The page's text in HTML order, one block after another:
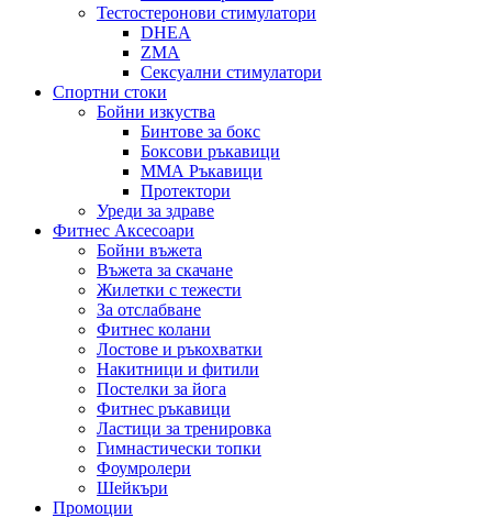
Тестостеронови стимулатори
DHEA
ZMA
Сексуални стимулатори
Спортни стоки
Бойни изкуства
Бинтове за бокс
Боксови ръкавици
ММА Ръкавици
Протектори
Уреди за здраве
Фитнес Аксесоари
Бойни въжета
Въжета за скачане
Жилетки с тежести
За отслабване
Фитнес колани
Лостове и ръкохватки
Накитници и фитили
Постелки за йога
Фитнес ръкавици
Ластици за тренировка
Гимнастически топки
Фоумролери
Шейкъри
Промоции